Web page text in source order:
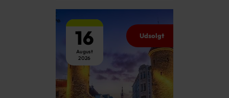
16
August
2026
Udsolgt